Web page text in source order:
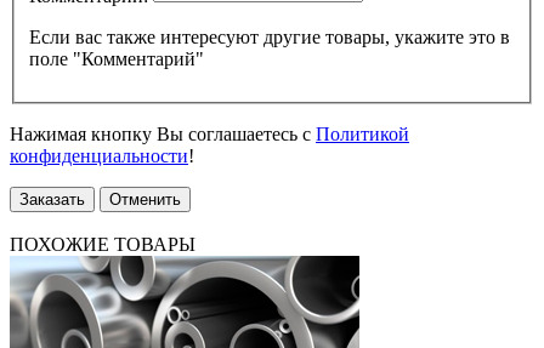
Если вас также интересуют другие товары, укажите это в
поле "Комментарий"
Нажимая кнопку Вы соглашаетесь с Политикой
конфиденциальности!
Заказать Отменить
ПОХОЖИЕ ТОВАРЫ